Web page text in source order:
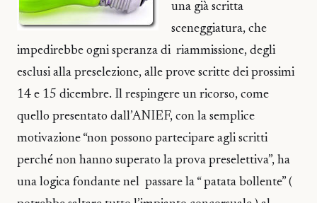
una già scritta
sceneggiatura, che
impedirebbe ogni speranza di riammissione, degli
esclusi alla preselezione, alle prove scritte dei prossimi
14 e 15 dicembre. Il respingere un ricorso, come
quello presentato dall’ANIEF, con la semplice
motivazione “non possono partecipare agli scritti
perché non hanno superato la prova preselettiva”, ha
una logica fondante nel passare la “ patata bollente” (